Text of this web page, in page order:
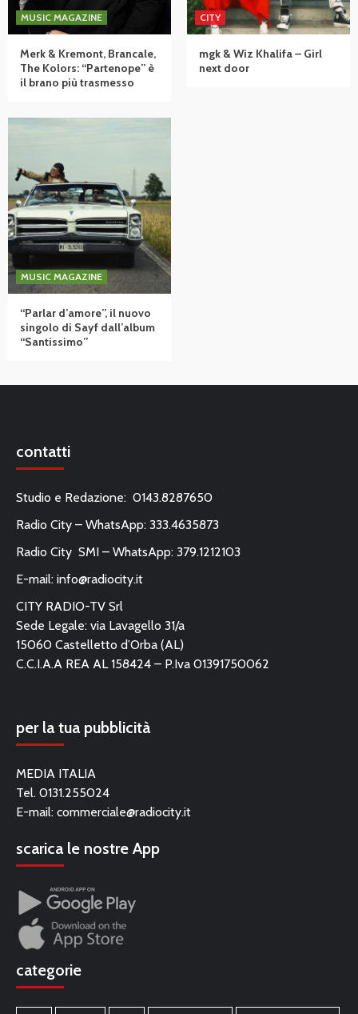
MUSIC MAGAZINE
Merk & Kremont, Brancale,
The Kolors: “Partenope” è
il brano più trasmesso
CITY
mgk & Wiz Khalifa – Girl
next door
MUSIC MAGAZINE
“Parlar d’amore”, il nuovo
singolo di Sayf dall’album
“Santissimo”
contatti
Studio e Redazione: 0143.8287650
Radio City – WhatsApp: 333.4635873
Radio City SMI – WhatsApp: 379.1212103
E-mail: info@radiocity.it
CITY RADIO-TV Srl
Sede Legale: via Lavagello 31/a
15060 Castelletto d’Orba (AL)
C.C.I.A.A REA AL 158424 – P.Iva 01391750062
per la tua pubblicità
MEDIA ITALIA
Tel. 0131.255024
E-mail: commerciale@radiocity.it
scarica le nostre App
categorie